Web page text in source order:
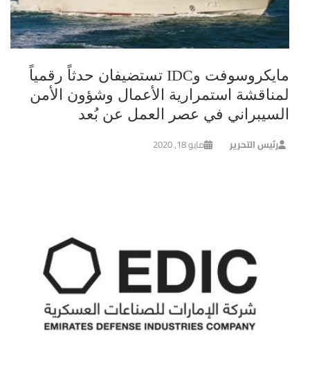
مايكروسوفت وIDC تستضيفان حدثاً رقمياً
لمناقشة استمرارية الأعمال وشؤون الأمن
السيبراني في عصر العمل عن بُعد
رئيس التحرير مايو 18, 2020